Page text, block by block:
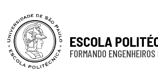
ESCOLA
FORMANDO